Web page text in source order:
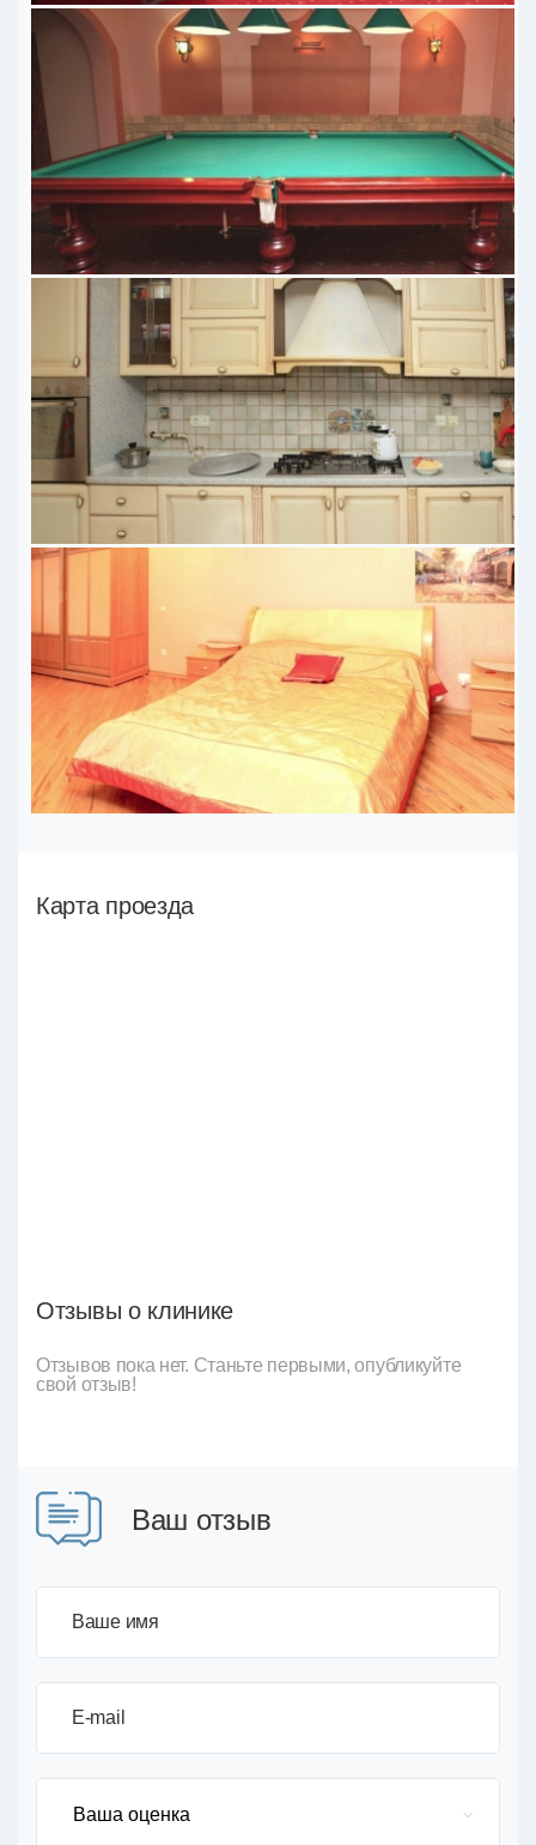
Карта проезда
Отзывы о клинике
Отзывов пока нет. Станьте первыми, опубликуйте
свой отзыв!
Ваш отзыв
Ваше имя
E-mail